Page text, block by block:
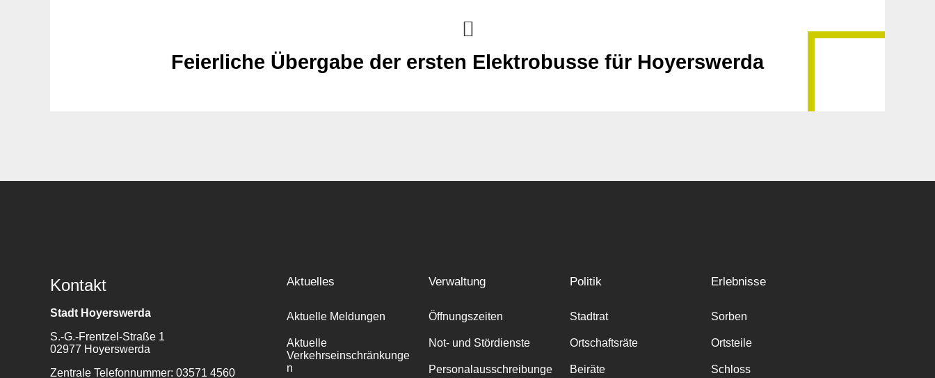
Feierliche Übergabe der ersten Elektrobusse für Hoyerswerda
Kontakt
Stadt Hoyerswerda
S.-G.-Frentzel-Straße 1
02977 Hoyerswerda
Zentrale Telefonnummer: 03571 4560
Aktuelles
Aktuelle Meldungen
Aktuelle
Verkehrseinschränkunge
n
Verwaltung
Öffnungszeiten
Not- und Stördienste
Personalausschreibunge
Politik
Stadtrat
Ortschaftsräte
Beiräte
Erlebnisse
Sorben
Ortsteile
Schloss